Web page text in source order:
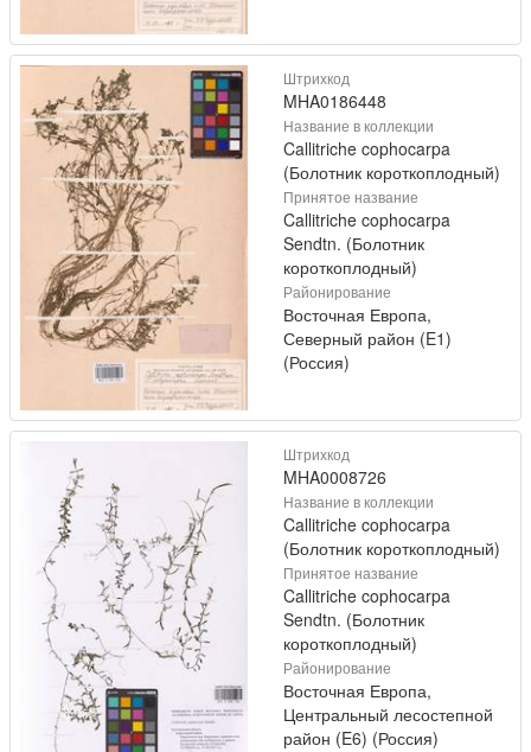
Штрихкод
MHA0186448
Название в коллекции
Callitriche cophocarpa
(Болотник короткоплодный)
Принятое название
Callitriche cophocarpa
Sendtn. (Болотник
короткоплодный)
Районирование
Восточная Европа,
Северный район (E1)
(Россия)
Штрихкод
MHA0008726
Название в коллекции
Callitriche cophocarpa
(Болотник короткоплодный)
Принятое название
Callitriche cophocarpa
Sendtn. (Болотник
короткоплодный)
Районирование
Восточная Европа,
Центральный лесостепной
район (E6) (Россия)